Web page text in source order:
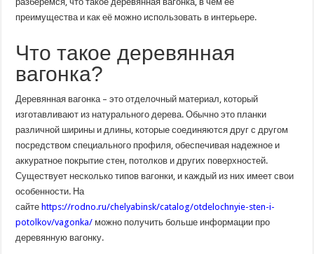
преимущества и как её можно использовать в интерьере.
Что такое деревянная
вагонка?
Деревянная вагонка – это отделочный материал, который
изготавливают из натурального дерева. Обычно это планки
различной ширины и длины, которые соединяются друг с другом
посредством специального профиля, обеспечивая надежное и
аккуратное покрытие стен, потолков и других поверхностей.
Существует несколько типов вагонки, и каждый из них имеет свои
особенности. На
сайте https://rodno.ru/chelyabinsk/catalog/otdelochnyie-sten-i-
potolkov/vagonka/ можно получить больше информации про
деревянную вагонку.